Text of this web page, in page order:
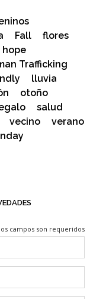
Fall
flores
hope
Trafficking
lluvia
otoño
salud
vecino
verano
campos son requeridos